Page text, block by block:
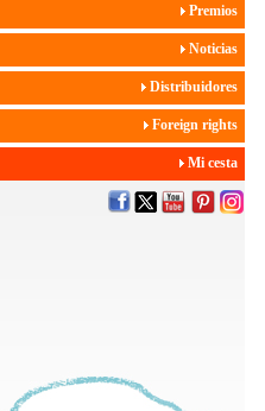
Premios
Noticias
Distribuidores
Foreign rights
Mi cesta